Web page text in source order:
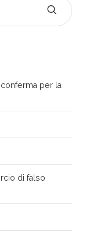
per la
di falso